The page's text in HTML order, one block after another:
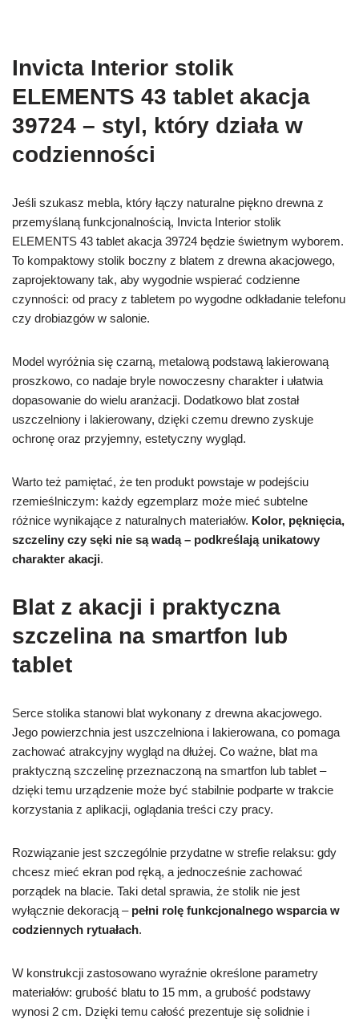
Invicta Interior stolik
ELEMENTS 43 tablet akacja
39724 – styl, który działa w
codzienności
Jeśli szukasz mebla, który łączy naturalne piękno drewna z
przemyślaną funkcjonalnością, Invicta Interior stolik
ELEMENTS 43 tablet akacja 39724 będzie świetnym wyborem.
To kompaktowy stolik boczny z blatem z drewna akacjowego,
zaprojektowany tak, aby wygodnie wspierać codzienne
czynności: od pracy z tabletem po wygodne odkładanie telefonu
czy drobiazgów w salonie.
Model wyróżnia się czarną, metalową podstawą lakierowaną
proszkowo, co nadaje bryle nowoczesny charakter i ułatwia
dopasowanie do wielu aranżacji. Dodatkowo blat został
uszczelniony i lakierowany, dzięki czemu drewno zyskuje
ochronę oraz przyjemny, estetyczny wygląd.
Warto też pamiętać, że ten produkt powstaje w podejściu
rzemieślniczym: każdy egzemplarz może mieć subtelne
różnice wynikające z naturalnych materiałów. Kolor, pęknięcia,
szczeliny czy sęki nie są wadą – podkreślają unikatowy
charakter akacji.
Blat z akacji i praktyczna
szczelina na smartfon lub
tablet
Serce stolika stanowi blat wykonany z drewna akacjowego.
Jego powierzchnia jest uszczelniona i lakierowana, co pomaga
zachować atrakcyjny wygląd na dłużej. Co ważne, blat ma
praktyczną szczelinę przeznaczoną na smartfon lub tablet –
dzięki temu urządzenie może być stabilnie podparte w trakcie
korzystania z aplikacji, oglądania treści czy pracy.
Rozwiązanie jest szczególnie przydatne w strefie relaksu: gdy
chcesz mieć ekran pod ręką, a jednocześnie zachować
porządek na blacie. Taki detal sprawia, że stolik nie jest
wyłącznie dekoracją – pełni rolę funkcjonalnego wsparcia w
codziennych rytuałach.
W konstrukcji zastosowano wyraźnie określone parametry
materiałów: grubość blatu to 15 mm, a grubość podstawy
wynosi 2 cm. Dzięki temu całość prezentuje się solidnie i